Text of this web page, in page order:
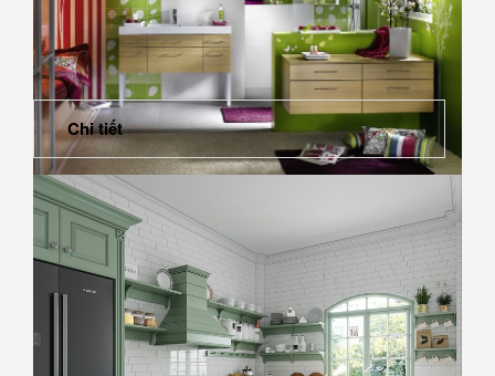
Phong thủy phòng khách cho người mệnh Hỏa sang
giàu
Chi tiết